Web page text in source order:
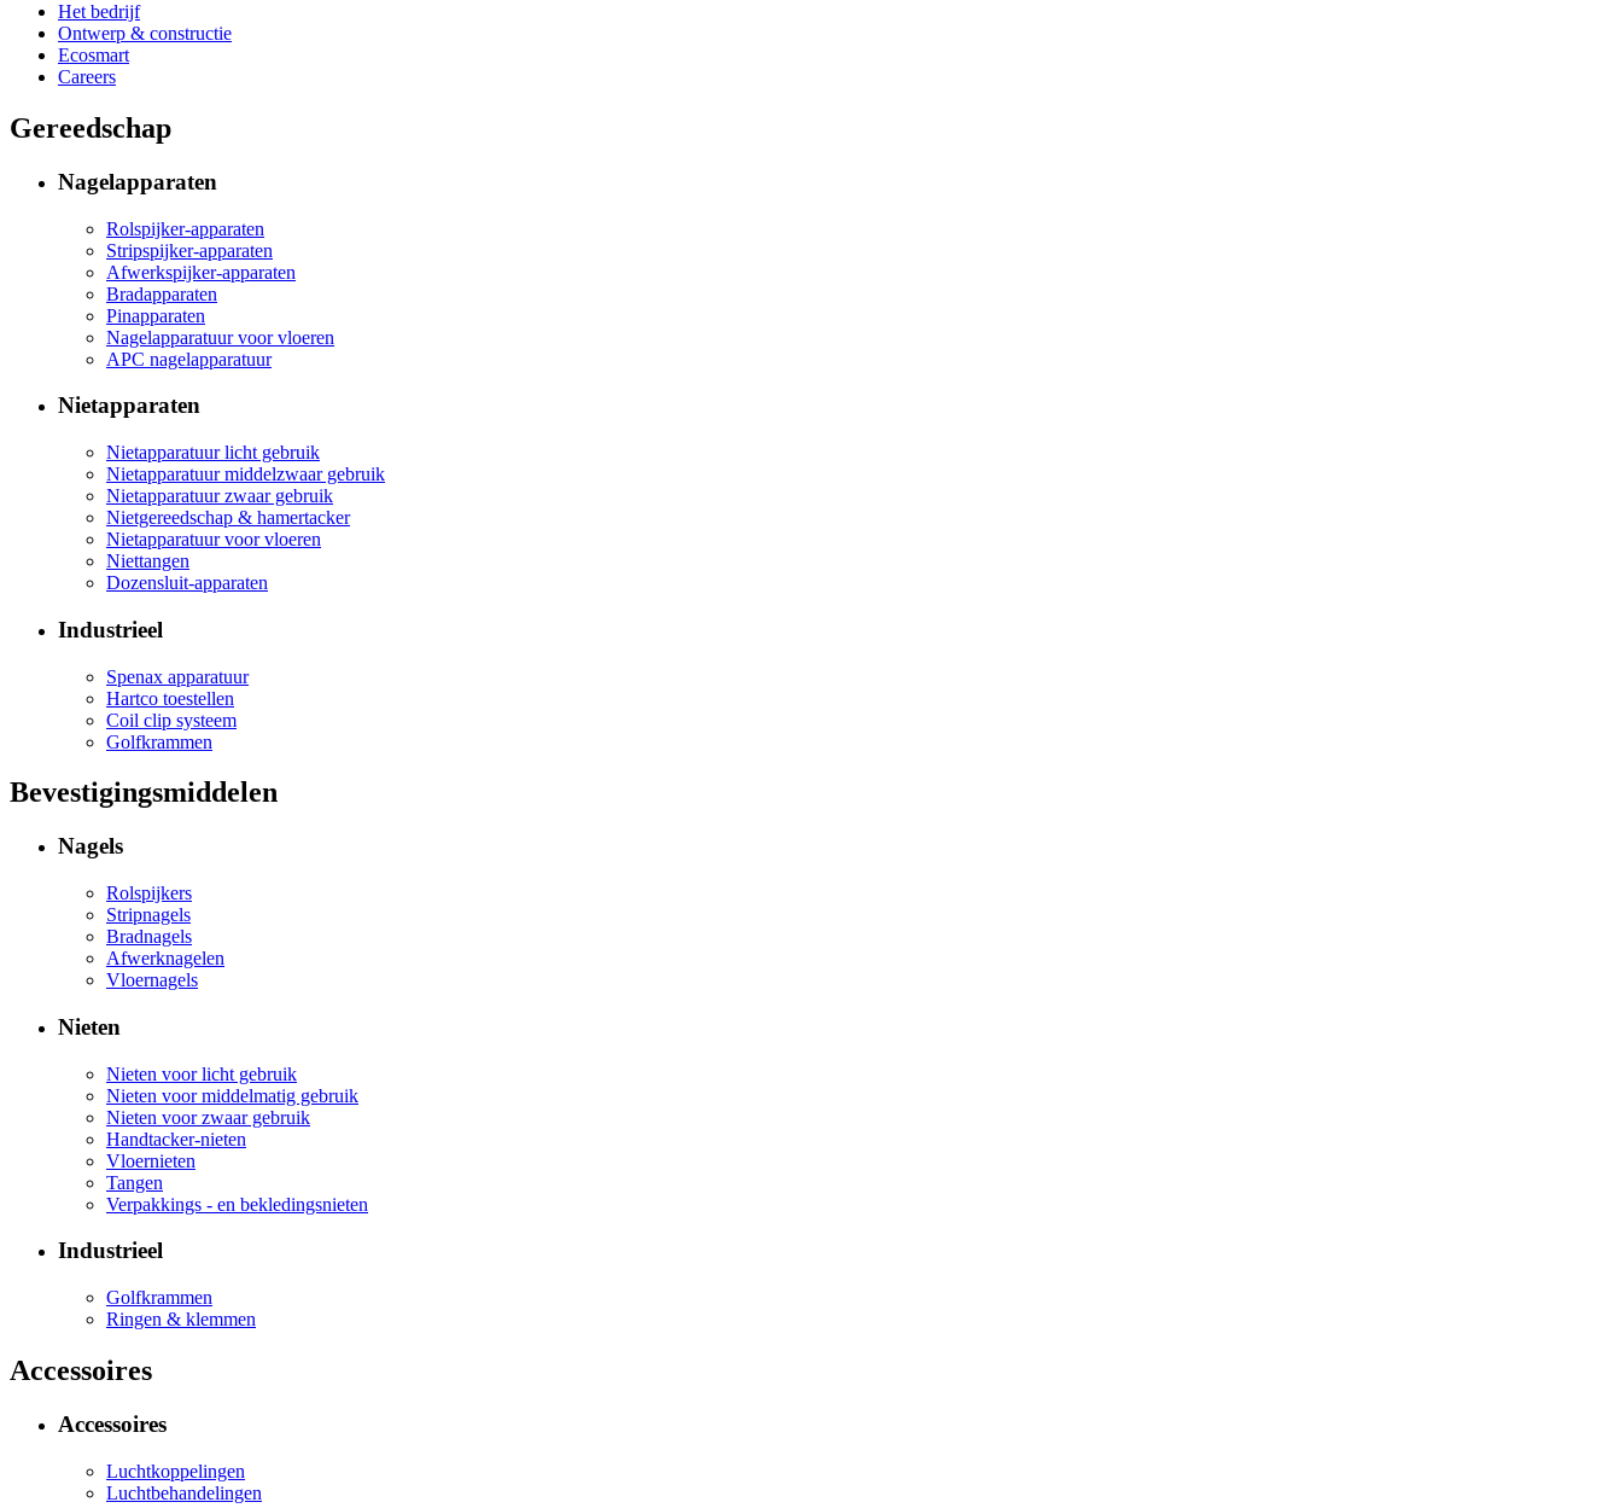
Het bedrijf
Ontwerp & constructie
Ecosmart
Careers
Gereedschap
Nagelapparaten
Rolspijker-apparaten
Stripspijker-apparaten
Afwerkspijker-apparaten
Bradapparaten
Pinapparaten
Nagelapparatuur voor vloeren
APC nagelapparatuur
Nietapparaten
Nietapparatuur licht gebruik
Nietapparatuur middelzwaar gebruik
Nietapparatuur zwaar gebruik
Nietgereedschap & hamertacker
Nietapparatuur voor vloeren
Niettangen
Dozensluit-apparaten
Industrieel
Spenax apparatuur
Hartco toestellen
Coil clip systeem
Golfkrammen
Bevestigingsmiddelen
Nagels
Rolspijkers
Stripnagels
Bradnagels
Afwerknagelen
Vloernagels
Nieten
Nieten voor licht gebruik
Nieten voor middelmatig gebruik
Nieten voor zwaar gebruik
Handtacker-nieten
Vloernieten
Tangen
Verpakkings - en bekledingsnieten
Industrieel
Golfkrammen
Ringen & klemmen
Accessoires
Accessoires
Luchtkoppelingen
Luchtbehandelingen